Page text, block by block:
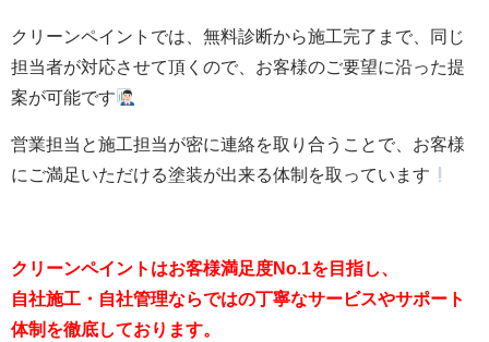
クリーンペイントでは、無料診断から施工完了まで、同じ
担当者が対応させて頂くので、お客様のご要望に沿った提
案が可能です
営業担当と施工担当が密に連絡を取り合うことで、お客様
にご満足いただける塗装が出来る体制を取っています
クリーンペイントはお客様満足度No.1を目指し、
自社施工・自社管理ならではの丁寧なサービスやサポート
体制を徹底しております。